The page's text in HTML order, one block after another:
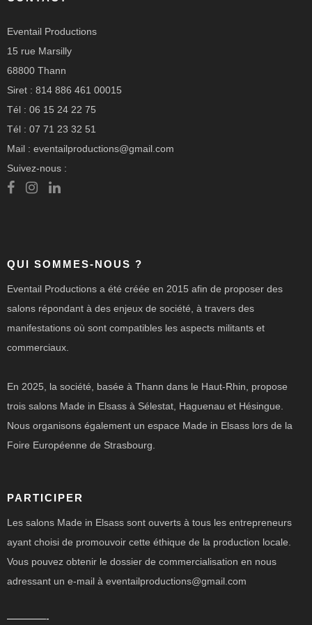
Eventail Productions
15 rue Marsilly
68800 Thann
Siret : 814 886 461 00015
Tél : 06 15 24 22 75
Tél : 07 71 23 32 51
Mail : eventailproductions@gmail.com
Suivez-nous :
QUI SOMMES-NOUS ?
Eventail Productions a été créée en 2015 afin de proposer des
salons répondant à des enjeux de société, à travers des
manifestations où sont compatibles les aspects militants et
commerciaux.
En 2025, la société, basée à Thann dans le Haut-Rhin, propose
trois salons Made in Elsass à Sélestat, Haguenau et Hésingue.
Nous organisons également un espace Made in Elsass lors de la
Foire Européenne de Strasbourg.
PARTICIPER
Les salons Made in Elsass sont ouverts à tous les entrepreneurs
ayant choisi de promouvoir cette éthique de la production locale.
Vous pouvez obtenir le dossier de commercialisation en nous
adressant un e-mail à eventailproductions@gmail.com
————-